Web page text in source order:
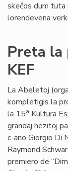
skeĉos dum tuta
lorendevena
Preta la
KEF
La Abeletoj
kompletigis la
la 15a Kultura
grandaj hezitoj
c-ano Giorgio Di
Raymond
premiero de